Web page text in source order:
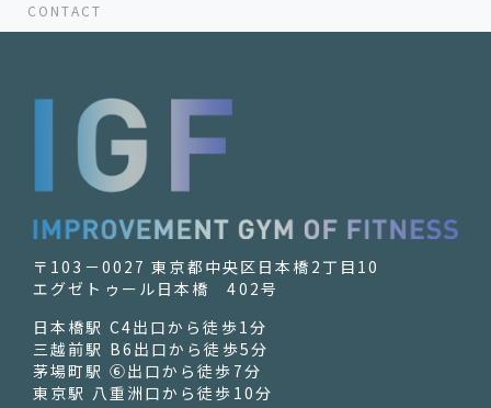
CONTACT
〒103－0027 東京都中央区日本橋2丁目10
エグゼトゥール日本橋 402号
日本橋駅 C4出口から徒歩1分
三越前駅 B6出口から徒歩5分
茅場町駅 ⑥出口から徒歩7分
東京駅 八重洲口から徒歩10分